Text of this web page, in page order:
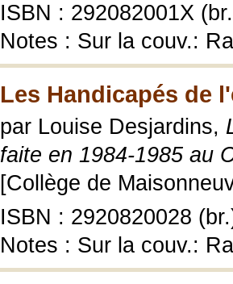
ISBN : 292082001X
Notes : Sur la couv.:
Les Handicapés de
par Louise Desjardins,
faite en 1984-1985 au
[Collège de
ISBN : 2920820028
Notes : Sur la couv.: